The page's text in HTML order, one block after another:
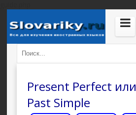
Present Perfect или
Past Simple